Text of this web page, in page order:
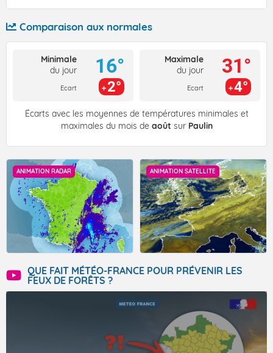
Comparaison aux normales
Minimale
du jour
Ecart
16°
2°
Maximale
du jour
Ecart
31°
4°
Écarts avec les moyennes de températures minimales et
maximales du mois de août sur Paulin
ANIMATION RADAR ANIMATION SATELLITE
QUE FAIT MÉTÉO-FRANCE POUR PRÉVENIR LES
FEUX DE FORÊTS ?